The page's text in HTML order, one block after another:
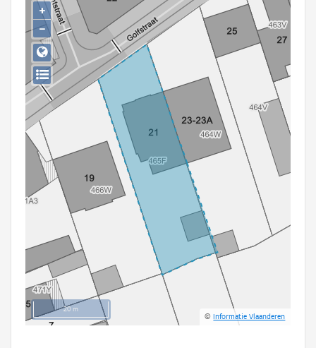
Aanmelden
20 m
©Informatie Vlaanderen
+
−